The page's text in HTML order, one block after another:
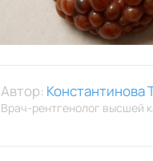
Автор: Константинова
Врач-рентгенолог высшей